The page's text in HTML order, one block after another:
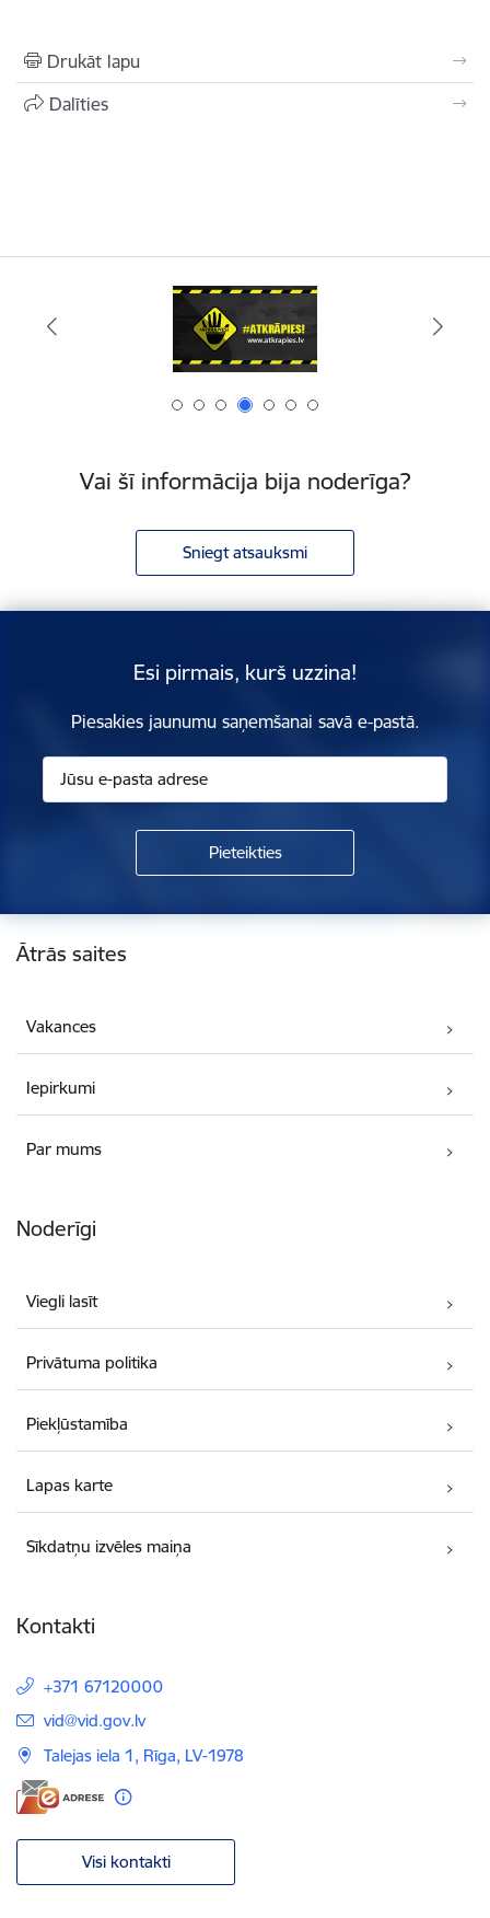
Drukāt lapu
Dalīties
Vai šī informācija bija noderīga?
Sniegt atsauksmi
Esi pirmais, kurš uzzina!
Piesakies jaunumu saņemšanai savā e-pastā.
Kājene
Ātrās saites
Vakances
Iepirkumi
Par mums
Noderīgi
Viegli lasīt
Privātuma politika
Piekļūstamība
Lapas karte
Sīkdatņu izvēles maiņa
Kontakti
+371 67120000
E-pasts:
vid@vid.gov.lv
Talejas iela 1, Rīga, LV-1978
Visi kontakti